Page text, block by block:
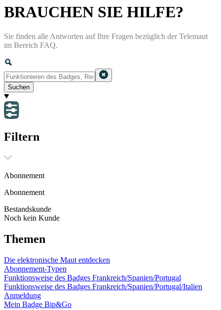
BRAUCHEN SIE HILFE?
Sie finden alle Antworten auf Ihre Fragen bezüglich der Telemaut
im Bereich FAQ.
Suchen
Filtern
Abonnement
Abonnement
Bestandskunde
Noch kein Kunde
Themen
Die elektronische Maut entdecken
Abonnement-Typen
Funktionsweise des Badges Frankreich/Spanien/Portugal
Funktionsweise des Badges Frankreich/Spanien/Portugal/Italien
Anmeldung
Mein Badge Bip&Go